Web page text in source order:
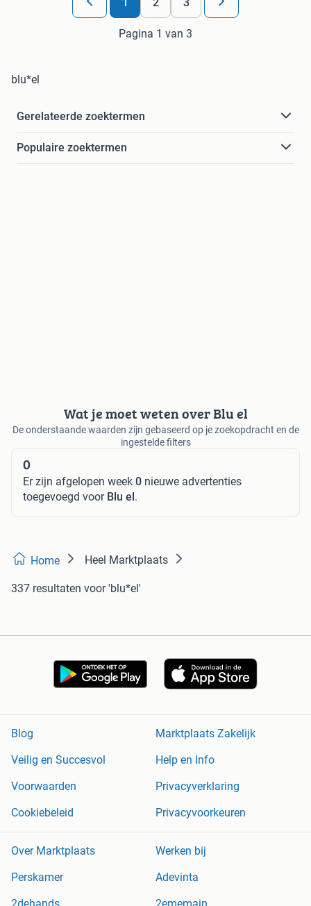
Pagina 1 van 3
blu*el
Gerelateerde zoektermen
Populaire zoektermen
Wat je moet weten over Blu el
De onderstaande waarden zijn gebaseerd op je zoekopdracht en de
ingestelde filters
0
Er zijn afgelopen week 0 nieuwe advertenties
toegevoegd voor Blu el.
Home Heel Marktplaats
337 resultaten voor 'blu*el'
Blog
Marktplaats Zakelijk
Veilig en Succesvol
Help en Info
Voorwaarden
Privacyverklaring
Cookiebeleid
Privacyvoorkeuren
Over Marktplaats
Werken bij
Perskamer
Adevinta